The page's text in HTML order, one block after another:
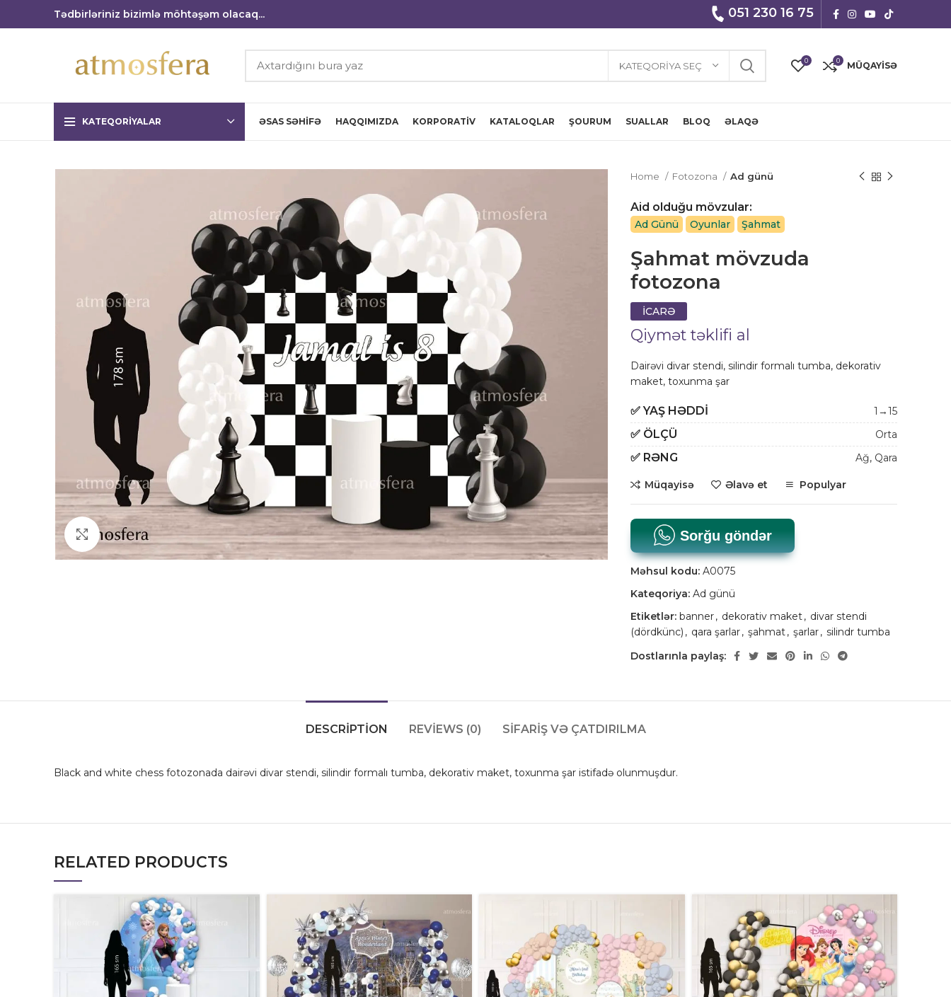
Tədbirləriniz bizimlə möhtəşəm olacaq... 051 230 16 75
KATEQORIYA SEÇ 0 0 MÜQAYISƏ
KATEQORIYALAR ƏSAS SƏHIFƏ HAQQIMIZDA KORPORATIV KATALOQLAR ŞOURUM SUALLAR BLOQ ƏLAQƏ
Click to enlarge
Home Fotozona Ad günü
Aid olduğu mövzular:
Ad Günü Oyunlar Şahmat
Şahmat mövzuda
fotozona
İCARƏ
Qiymət təklifi al
Dairəvi divar stendi, silindir formalı tumba, dekorativ
maket, toxunma şar
✅YAŞ HƏDDI 1→15
✅ ÖLÇÜ Orta
✅ RƏNG Ağ, Qara
Müqayisə Əlavə et Populyar
Sorğu göndər
Məhsul kodu: A0075
Kateqoriya: Ad günü
Etiketlər: banner, dekorativ maket, divar stendi
(dördkünc) , qara şarlar, şahmat, şarlar, silindr tumba
Dostlarınla paylaş:
DESCRIPTION REVIEWS (0) SIFARIŞ VƏ ÇATDIRILMA
Black and white chess fotozonada dairəvi divar stendi, silindir formalı tumba, dekorativ maket, toxunma şar istifadə olunmuşdur.
RELATED PRODUCTS